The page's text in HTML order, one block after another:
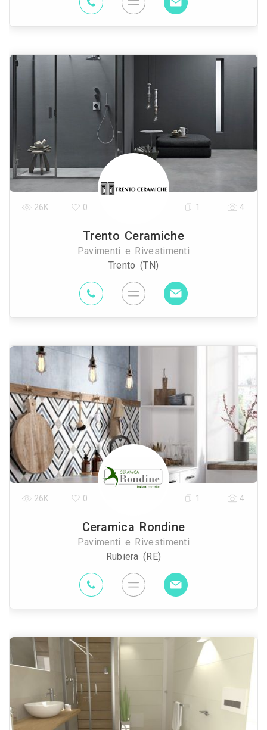
Trento Ceramiche
Pavimenti e Rivestimenti
Trento (TN)
26K 0 1 4
Ceramica Rondine
Pavimenti e Rivestimenti
Rubiera (RE)
26K 0 1 4